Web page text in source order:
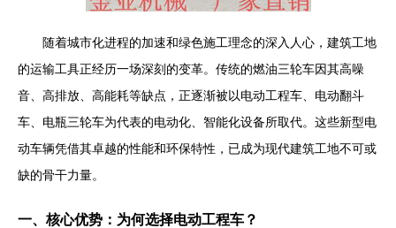
随着城市化进程的加速和绿色施工理念的深入人心，建筑工地
的运输工具正经历一场深刻的变革。传统的燃油三轮车因其高噪
音、高排放、高能耗等缺点，正逐渐被以电动工程车、电动翻斗
车、电瓶三轮车为代表的电动化、智能化设备所取代。这些新型电
动车辆凭借其卓越的性能和环保特性，已成为现代建筑工地不可或
缺的骨干力量。
一、核心优势：为何选择电动工程车？